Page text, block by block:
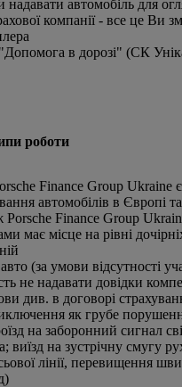
автомобіль для
компанії - все це Ви
в дорозі" (СК
роботи
Finance Group Ukraine
автомобілів в Європі та
Porsche Finance Group
має місце на рівні
(за умови відсутності
не надавати довідки
див. в договорі
як грубе
на заборонний сигнал
виїзд на зустрічну смугу
лінії, перевищення